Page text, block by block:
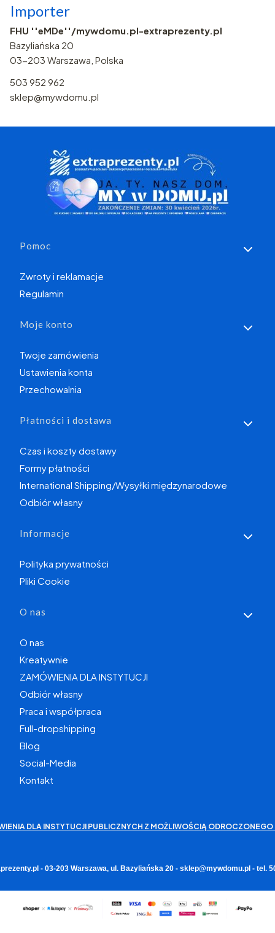
Importer
FHU ''eMDe''/mywdomu.pl-extraprezenty.pl
Bazyliańska 20
03-203 Warszawa, Polska
503 952 962
sklep@mywdomu.pl
Linki w stopce
Pomoc
Zwroty i reklamacje
Regulamin
Moje konto
Twoje zamówienia
Ustawienia konta
Przechowalnia
Płatności i dostawa
Czas i koszty dostawy
Formy płatności
International Shipping/Wysyłki międzynarodowe
Odbiór własny
Informacje
Polityka prywatności
Pliki Cookie
O nas
O nas
Kreatywnie
ZAMÓWIENIA DLA INSTYTUCJI
Odbiór własny
Praca i współpraca
Full-dropshipping
Blog
Social-Media
Kontakt
DLA INSTYTUCJI PUBLICZNYCH Z MOŻLIWOŚCIĄ ODROCZONEGO
- 03-203 Warszawa, ul. Bazyliańska 20 - sklep@mywdomu.pl - tel.